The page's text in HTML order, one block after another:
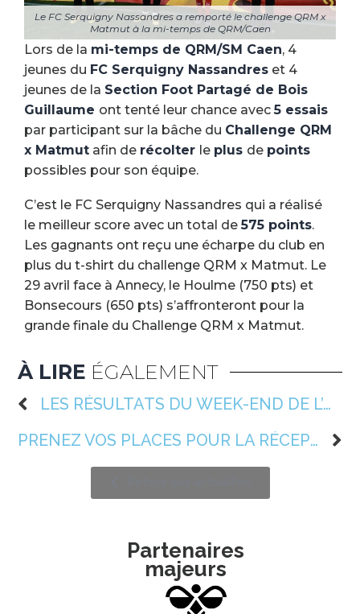
Le FC Serquigny Nassandres a remporté le challenge QRM x
Matmut à la mi-temps de QRM/Caen
Lors de la mi-temps de QRM/SM Caen, 4
jeunes du FC Serquigny Nassandres et 4
jeunes de la Section Foot Partagé de Bois
Guillaume ont tenté leur chance avec5 essais
par participant sur la bâche du Challenge QRM
x Matmut afin de récolter le plus de points
possibles pour son équipe.
C’est le FC Serquigny Nassandres qui a réalisé
le meilleur score avec un total de575 points.
Les gagnants ont reçu une écharpe du club en
plus du t-shirt du challenge QRM x Matmut. Le
29 avril face à Annecy, le Houlme (750 pts) et
Bonsecours (650 pts) s’affronteront pour la
grande finale du Challenge QRM x Matmut.
À LIRE ÉGALEMENT
LES RÉSULTATS DU WEEK-END DE L’ASSOCIATION (S14)
PRENEZ VOS PLACES POUR LA RÉCEPTION DU DIJON FCO LE 15 AVRIL (J31)
Partenaires
majeurs